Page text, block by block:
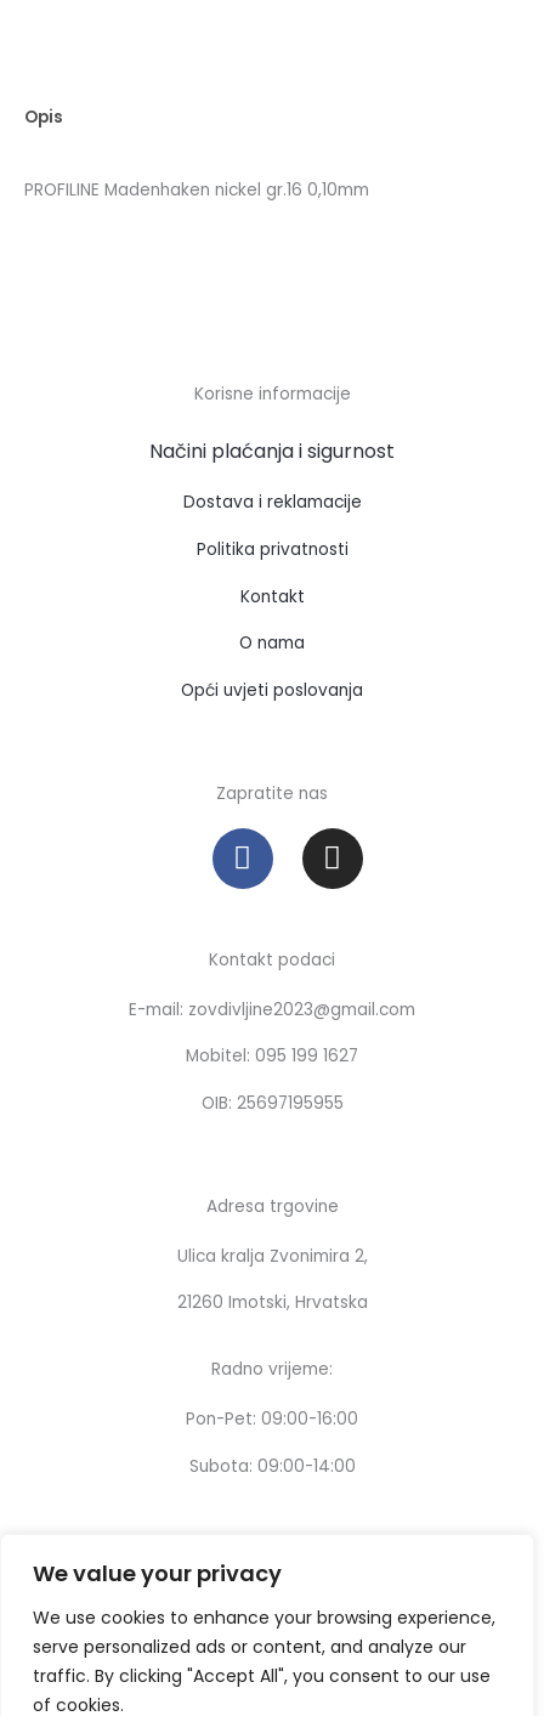
We value your privacy
We use cookies to enhance your browsing experience,
serve personalized ads or content, and analyze our
traffic. By clicking "Accept All", you consent to our use
of cookies.
Opis
PROFILINE Madenhaken nickel gr.16 0,10mm
Korisne informacije
Načini plaćanja i sigurnost
Dostava i reklamacije
Politika privatnosti
Kontakt
O nama
Opći uvjeti poslovanja
Zapratite nas
F
a
c
b
o
o
k
I
n
s
a
r
a
m
Kontakt podaci
E-mail: zovdivljine2023@gmail.com
Mobitel: 095 199 1627
OIB: 25697195955
Adresa trgovine
Ulica kralja Zvonimira 2,
21260 Imotski, Hrvatska
Radno vrijeme:
Pon-Pet: 09:00-16:00
Subota: 09:00-14:00